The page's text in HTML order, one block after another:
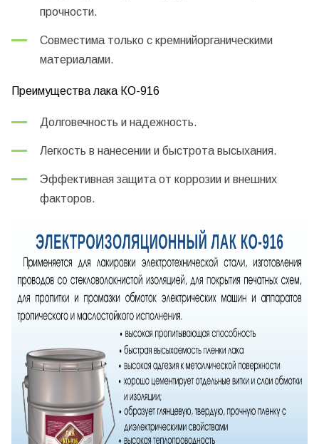
прочности.
Совместима только с кремнийорганическими
материалами.
Преимущества лака КО-916
Долговечность и надежность.
Легкость в нанесении и быстрота высыхания.
Эффективная защита от коррозии и внешних
факторов.